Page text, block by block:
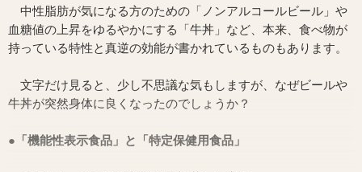
中性脂肪が気になる方のための「ノンアルコールビール」や
血糖値の上昇をゆるやかにする「牛丼」など、本来、食べ物が
持っている特性と真逆の効能が書かれているものもあります。
文字だけ見ると、少し不思議な気もしますが、なぜビールや
牛丼が突然身体に良くなったのでしょうか？
●「機能性表示食品」と「特定保健用食品」